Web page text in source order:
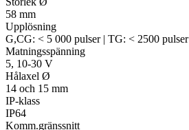
58 mm
Upplösning
G,CG: < 5 000 pulser | TG: < 2500 pulser
Matningsspänning
5, 10-30 V
Hålaxel Ø
14 och 15 mm
IP-klass
IP64
Komm.gränssnitt